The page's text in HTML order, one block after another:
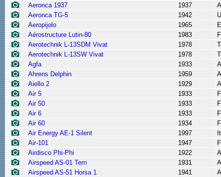
Aeronca 1937
1937
Aeronca TG-5
1942
Aeropijolo
1965
Aérostructure Lutin-80
1983
Aerotechnik L-13SDM Vivat
1978
Aerotechnik L-13SW Vivat
1978
Agfa
1933
Ahrens Delphin
1959
Aiello 2
1929
Air 5
1933
Air 50
1933
Air 6
1933
Air 60
1934
Air Energy AE-1 Silent
1997
Air-101
1947
Airdisco Phi-Phi
1922
Airspeed AS-01 Tern
1931
Airspeed AS-51 Horsa 1
1941